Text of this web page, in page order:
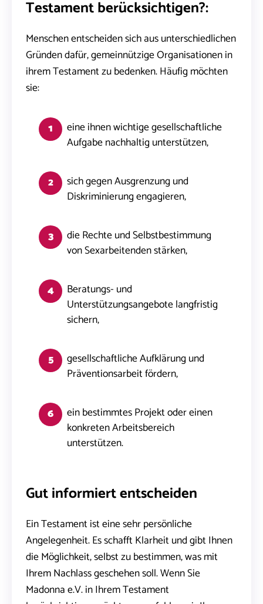
Testament berücksichtigen?:
Menschen entscheiden sich aus unterschiedlichen
Gründen dafür, gemeinnützige Organisationen in
ihrem Testament zu bedenken. Häufig möchten
sie:
eine ihnen wichtige gesellschaftliche
Aufgabe nachhaltig unterstützen,
sich gegen Ausgrenzung und
Diskriminierung engagieren,
die Rechte und Selbstbestimmung
von Sexarbeitenden stärken,
Beratungs- und
Unterstützungsangebote langfristig
sichern,
gesellschaftliche Aufklärung und
Präventionsarbeit fördern,
ein bestimmtes Projekt oder einen
konkreten Arbeitsbereich
unterstützen.
Gut informiert entscheiden
Ein Testament ist eine sehr persönliche
Angelegenheit. Es schafft Klarheit und gibt Ihnen
die Möglichkeit, selbst zu bestimmen, was mit
Ihrem Nachlass geschehen soll. Wenn Sie
Madonna e.V. in Ihrem Testament